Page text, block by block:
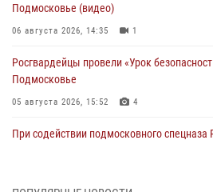
Подмосковье (видео)
06 августа 2026, 14:35 1
Росгвардейцы провели «Урок
Подмосковье
05 августа 2026, 15:52 4
При содействии подмосковного
05 августа 2026, 15:48 1